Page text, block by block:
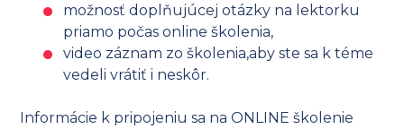
možnosť doplňujúcej otázky na lektorku
priamo počas online školenia,
video záznam zo školenia,aby ste sa k téme
vedeli vrátiť i neskôr.
Informácie k pripojeniu sa na ONLINE školenie